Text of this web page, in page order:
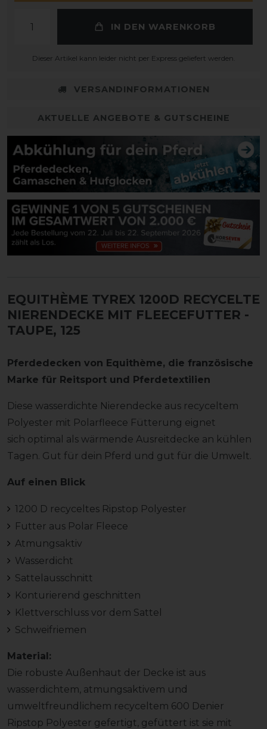
IN DEN WARENKORB
Dieser Artikel kann leider nicht per Express geliefert werden.
VERSANDINFORMATIONEN
AKTUELLE ANGEBOTE & GUTSCHEINE
EQUITHÈME TYREX 1200D RECYCELTE
NIERENDECKE MIT FLEECEFUTTER -
TAUPE, 125
Pferdedecken von Equithème, die französische
Marke für Reitsport und Pferdetextilien
Diese wasserdichte Nierendecke aus recyceltem
Polyester mit Polarfleece Fütterung eignet
sich optimal als wärmende Ausreitdecke an kühlen
Tagen. Gut für dein Pferd und gut für die Umwelt.
Auf einen Blick
1200 D recyceltes Ripstop Polyester
Futter aus Polar Fleece
Atmungsaktiv
Wasserdicht
Sattelausschnitt
Konturierend geschnitten
Klettverschluss vor dem Sattel
Schweifriemen
Material:
Die robuste Außenhaut der Decke ist aus
wasserdichtem, atmungsaktivem und
umweltfreundlichem recyceltem 600 Denier
Ripstop Polyester gefertigt, gefüttert ist sie mit